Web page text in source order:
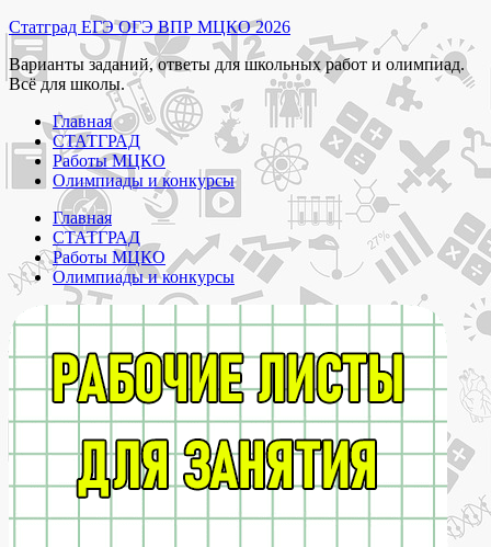
Перейти
к
содержимому
Статград ЕГЭ ОГЭ ВПР МЦКО 2026
Варианты заданий, ответы для школьных работ и олимпиад.
Всё для школы.
Главная
СТАТГРАД
Работы МЦКО
Олимпиады и конкурсы
Главная
СТАТГРАД
Работы МЦКО
Олимпиады и конкурсы